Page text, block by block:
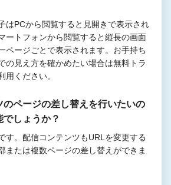
はPCから閲覧すると見開きで表示され
ートフォンから閲覧すると縦長の画面
ページごとで表示されます。お手持ち
の見え方を確かめたい場合は無料トラ
用ください。
のページの差し替えを行いたいの
でしょうか？
す。配信コンテンツもURLを変更する
または複数ページの差し替えができま